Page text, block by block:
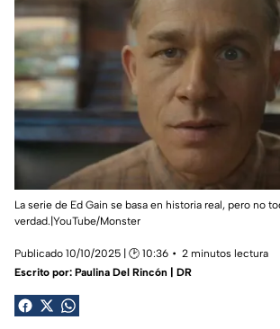
La serie de Ed Gain se basa en historia real, pero no
verdad.|YouTube/Monster
Publicado 10/10/2025 | 🕑 10:36
2 minutos lectura
Escrito por: Paulina Del Rincón | DR